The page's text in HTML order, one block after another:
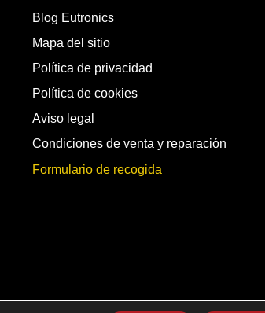
Blog Eutronics
Mapa del sitio
Política de privacidad
Política de cookies
Aviso legal
Condiciones de venta y reparación
Formulario de recogida